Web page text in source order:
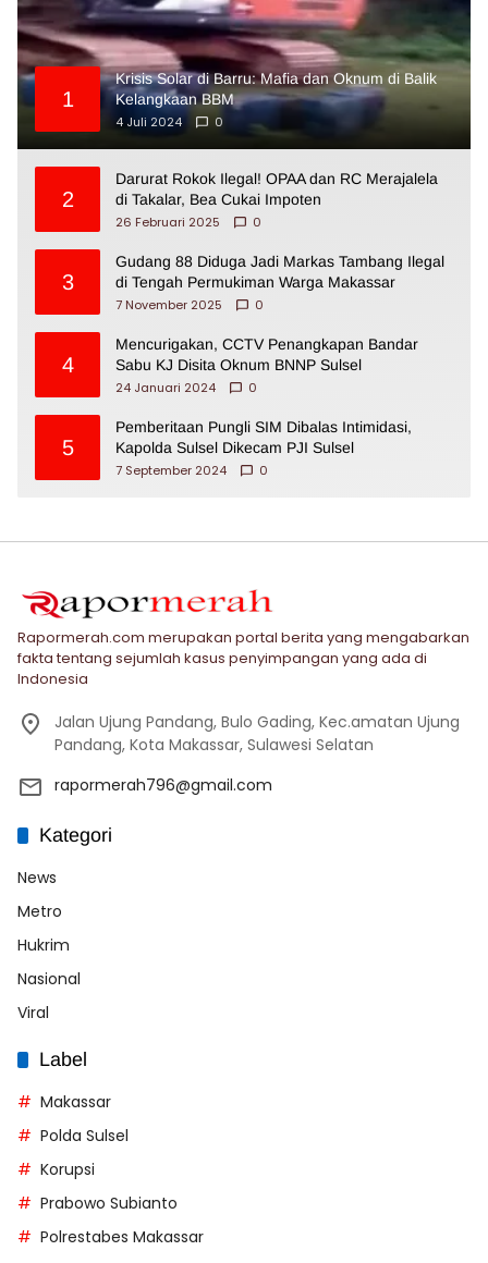
1
Krisis Solar di Barru: Mafia dan Oknum di Balik
Kelangkaan BBM
4 Juli 2024
0
2
Darurat Rokok Ilegal! OPAA dan RC Merajalela
di Takalar, Bea Cukai Impoten
26 Februari 2025
0
3
Gudang 88 Diduga Jadi Markas Tambang Ilegal
di Tengah Permukiman Warga Makassar
7 November 2025
0
4
Mencurigakan, CCTV Penangkapan Bandar
Sabu KJ Disita Oknum BNNP Sulsel
24 Januari 2024
0
5
Pemberitaan Pungli SIM Dibalas Intimidasi,
Kapolda Sulsel Dikecam PJI Sulsel
7 September 2024
0
Rapormerah.com merupakan portal berita yang mengabarkan
fakta tentang sejumlah kasus penyimpangan yang ada di
Indonesia
Jalan Ujung Pandang, Bulo Gading, Kec.amatan Ujung
Pandang, Kota Makassar, Sulawesi Selatan
rapormerah796@gmail.com
Kategori
News
Metro
Hukrim
Nasional
Viral
Label
Makassar
Polda Sulsel
Korupsi
Prabowo Subianto
Polrestabes Makassar